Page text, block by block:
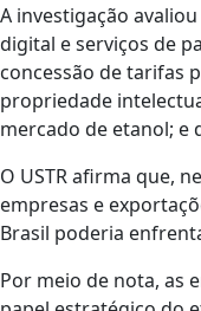
A investigação
digital e serviços de
concessão de tarifas
propriedade
mercado de etanol; e
O USTR afirma que,
empresas e
Brasil poderia
Por meio de nota, as